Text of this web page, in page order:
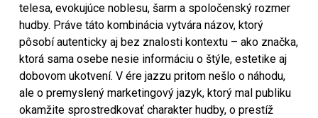
telesa, evokujúce noblesu, šarm a spoločenský rozmer
hudby. Práve táto kombinácia vytvára názov, ktorý
pôsobí autenticky aj bez znalosti kontextu – ako značka,
ktorá sama osebe nesie informáciu o štýle, estetike aj
dobovom ukotvení. V ére jazzu pritom nešlo o náhodu,
ale o premyslený marketingový jazyk, ktorý mal publiku
okamžite sprostredkovať charakter hudby, o prestíž